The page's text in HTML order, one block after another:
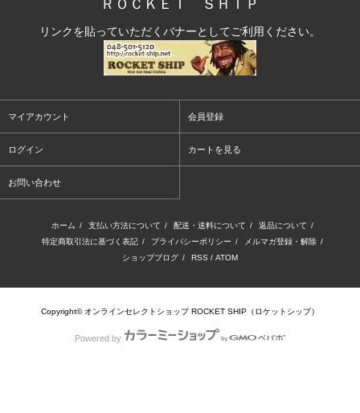
ＲＯＣＫＥＴ ＳＨＩＰ
リンクを貼っていただくバナーとしてご利用ください。
マイアカウント 会員登録
ログイン カートを見る
お問い合わせ
ホーム / 支払い方法について / 配送・送料について / 返品について /
特定商取引法に基づく表記 / プライバシーポリシー / メルマガ登録・解除 /
ショップブログ / RSS / ATOM
Copyright© オンラインセレクトショップ ROCKET SHIP（ロケットシップ）
Powered by